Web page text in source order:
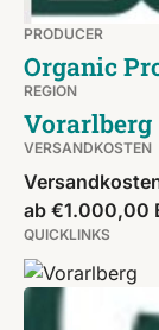
PRODUCER
Organic
REGION
Vorarlberg
VERSANDKOSTEN
ab €1.000,00
QUICKLINKS